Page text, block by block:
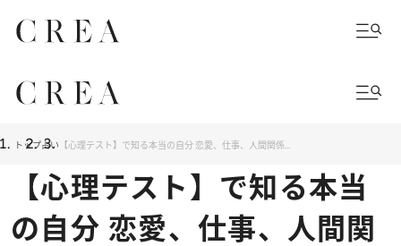
トップ占い 【心理テスト】で知る本当の自分 恋愛、仕事、人間関係…
【心理テスト】で知る本当
の自分 恋愛、仕事、人間関